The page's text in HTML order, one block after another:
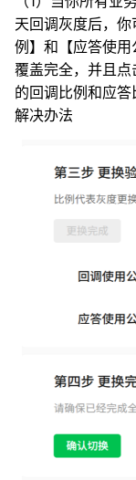
天回调灰度后，
例】和【应答使
覆盖完全，并且点
的回调比例和应
解决办法